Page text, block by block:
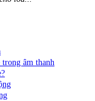
âm thanh